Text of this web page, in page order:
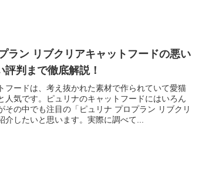
ラン リブクリアキャットフードの悪い
評判まで徹底解説！
フードは、考え抜かれた素材で作られていて愛猫
人気です。ピュリナのキャットフードにはいろん
その中でも注目の「ピュリナ プロプラン リブクリ
介したいと思います。実際に調べて...